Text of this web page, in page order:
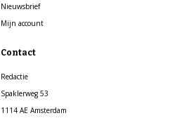
Nieuwsbrief
Mijn account
Contact
Redactie
Spaklerweg 53
1114 AE Amsterdam